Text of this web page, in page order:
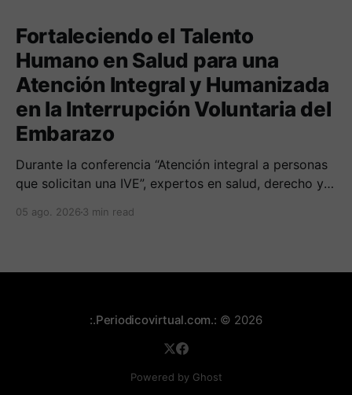
Fortaleciendo el Talento
Humano en Salud para una
Atención Integral y Humanizada
en la Interrupción Voluntaria del
Embarazo
Durante la conferencia “Atención integral a personas
que solicitan una IVE”, expertos en salud, derecho y
sobre cómo abordar esta temática desde una
05 ago. 2026 3 min read
:.Periodicovirtual.com.: © 2026
Powered by Ghost